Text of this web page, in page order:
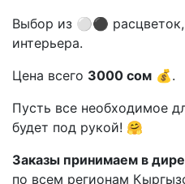
Выбор из ⚪️⚫️
интерьера.
Цена всего 3000 сом 💰.
Пусть все необходимое
будет под рукой! 🤗
Заказы принимаем в
по всем регионам